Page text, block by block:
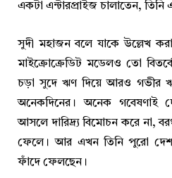
একটা এন্টারপ্রাইজ চালাতেন, তিনি
সুদী মহাজন বলে যাকে উল্লেখ
মাইক্রোক্রেডিট মডেলও তো
চড়া সুদে ঋণ দিয়ে আরও গভীর
অনেকদিনের। অনেক গবেষণাই
আসলে দারিদ্র্য বিমোচন করে না,
ফেলে। আর এখন তিনি পুরো
ফাঁদে ফেলছেন।